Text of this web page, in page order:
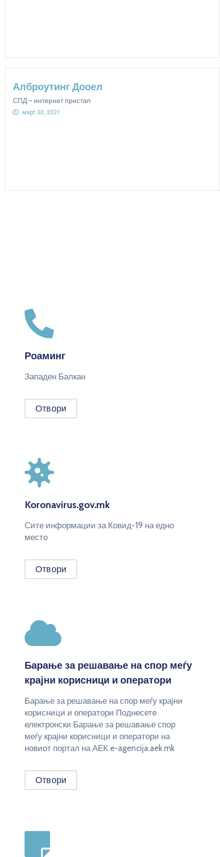
Алброутинг Дооел
СПД – интернет пристап
март 30, 2021
Роаминг
Западен Балкан
Отвори
Koronavirus.gov.mk
Сите информации за Ковид-19 на едно
место
Отвори
Барање за решавање на спор меѓу
крајни корисници и оператори
Барање за решавање на спор меѓу крајни
корисници и оператори Поднесете
електронски Барање за решавање спор
меѓу крајни корисници и оператори на
новиот портал на АЕК e-agencija.aek.mk
Отвори